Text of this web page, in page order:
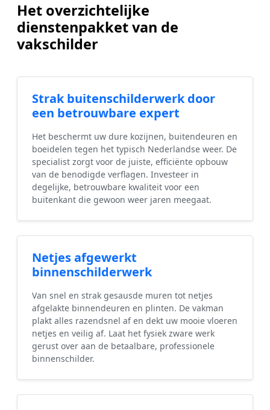
Het overzichtelijke
dienstenpakket van de
vakschilder
Strak buitenschilderwerk door
een betrouwbare expert
Het beschermt uw dure kozijnen, buitendeuren en
boeidelen tegen het typisch Nederlandse weer. De
specialist zorgt voor de juiste, efficiënte opbouw
van de benodigde verflagen. Investeer in
degelijke, betrouwbare kwaliteit voor een
buitenkant die gewoon weer jaren meegaat.
Netjes afgewerkt
binnenschilderwerk
Van snel en strak gesausde muren tot netjes
afgelakte binnendeuren en plinten. De vakman
plakt alles razendsnel af en dekt uw mooie vloeren
netjes en veilig af. Laat het fysiek zware werk
gerust over aan de betaalbare, professionele
binnenschilder.